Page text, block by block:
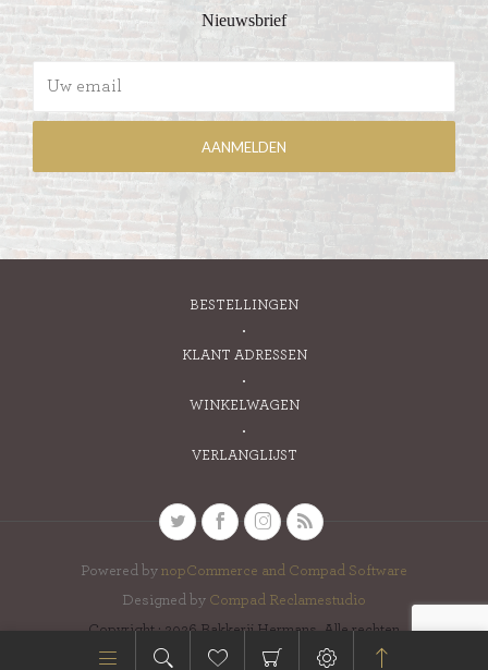
Nieuwsbrief
BESTELLINGEN
KLANT ADRESSEN
WINKELWAGEN
VERLANGLIJST
Powered by nopCommerce and Compad Software
Designed by Compad Reclamestudio
Copyright ; 2026 Bakkerij Hermans. Alle rechten
voorbehouden.